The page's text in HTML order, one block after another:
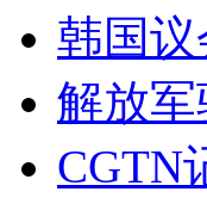
韩国
解放
CGTN